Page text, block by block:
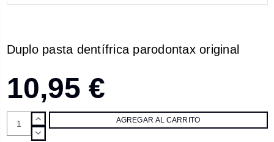
Duplo pasta dentífrica parodontax original
10,95 €
AUMENTAR
CANTIDAD:
DISMINUIR